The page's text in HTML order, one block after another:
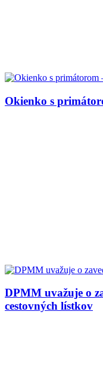
Okienko s
DPMM uvažuje o
cestovných lístkov